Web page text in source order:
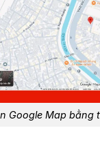
Google Map bằng